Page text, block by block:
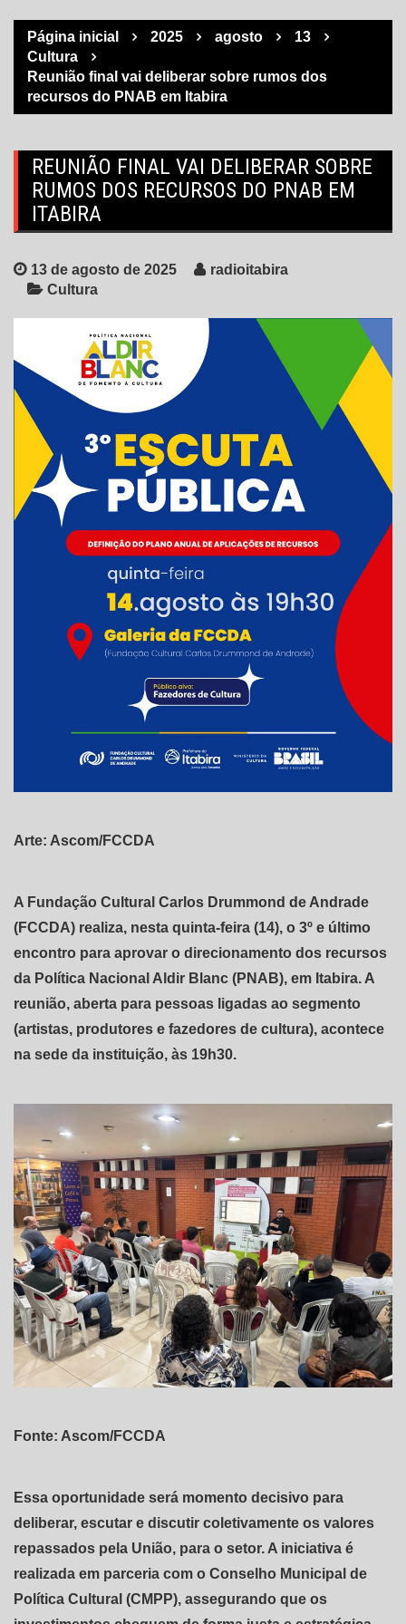
Página inicial 2025 agosto
13
Cultura
Reunião final vai deliberar sobre rumos dos
recursos do PNAB em Itabira
REUNIÃO FINAL VAI DELIBERAR SOBRE
RUMOS DOS RECURSOS DO PNAB EM
ITABIRA
13 de agosto de 2025
radioitabira
Cultura
Arte: Ascom/FCCDA
A Fundação Cultural Carlos Drummond de Andrade
(FCCDA) realiza, nesta quinta-feira (14), o 3º e último
encontro para aprovar o direcionamento dos recursos
da Política Nacional Aldir Blanc (PNAB), em Itabira. A
reunião, aberta para pessoas ligadas ao segmento
(artistas, produtores e fazedores de cultura), acontece
na sede da instituição, às 19h30.
Fonte: Ascom/FCCDA
Essa oportunidade será momento decisivo para
deliberar, escutar e discutir coletivamente os valores
repassados pela União, para o setor. A iniciativa é
realizada em parceria com o Conselho Municipal de
Política Cultural (CMPP), assegurando que os